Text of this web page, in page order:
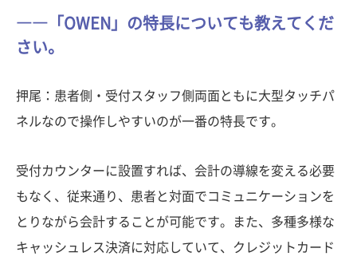
――「OWEN」の特長についても教えてくだ
さい。
押尾：患者側・受付スタッフ側両面ともに大型タッチパ
ネルなので操作しやすいのが一番の特長です。
受付カウンターに設置すれば、会計の導線を変える必要
もなく、従来通り、患者と対面でコミュニケーションを
とりながら会計することが可能です。また、多種多様な
キャッシュレス決済に対応していて、クレジットカード